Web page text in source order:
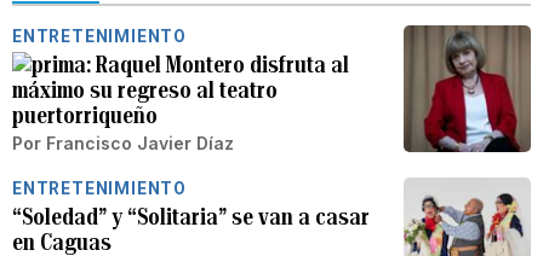
ENTRETENIMIENTO
Raquel Montero disfruta al
máximo su regreso al teatro
puertorriqueño
Por Francisco Javier Díaz
ENTRETENIMIENTO
“Soledad” y “Solitaria” se van a casar
en Caguas